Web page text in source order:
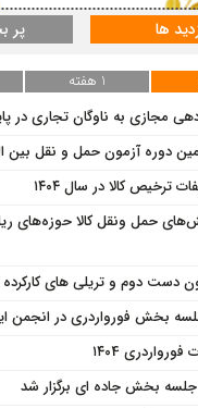
ها پر
1 هفته
مجازی به ناوگان تجاری در
دوره آزمون حمل و نقل بین
ترخیص کالا در سال ۱۴۰۴
حمل ونقل کالا حوزه‌های
دست دوم و تریلی‌ های کارکرده تمیز
بخش فورواردری در انجمن
۱۴۰4
بخش جاده ای برگزار شد